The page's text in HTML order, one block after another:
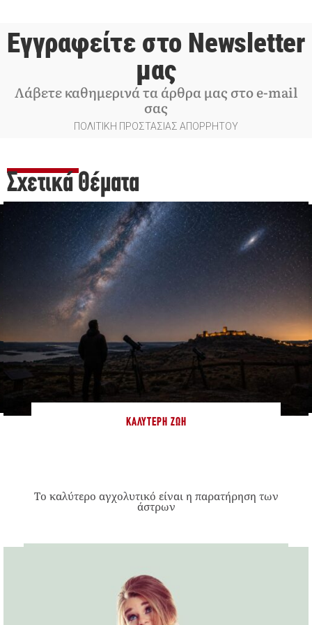
Εγγραφείτε στο Newsletter
μας
Λάβετε καθημερινά τα άρθρα μας στο e-mail
σας
ΠΟΛΙΤΙΚΗ ΠΡΟΣΤΑΣΙΑΣ ΑΠΟΡΡΗΤΟΥ
Σχετικά Θέματα
ΚΑΛΎΤΕΡΗ ΖΩΉ
Το καλύτερο αγχολυτικό είναι η παρατήρηση των
άστρων